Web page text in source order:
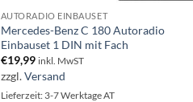
AUTORADIO EINBAUSET
Mercedes-Benz C 180 Autoradio
Einbauset 1 DIN mit Fach
€19,99 inkl. MwST
zzgl.Versand
Lieferzeit: 3-7 Werktage AT